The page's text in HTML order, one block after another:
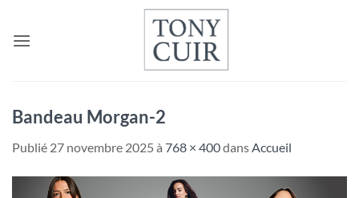
contenu
Bandeau Morgan-2
Publié 27 novembre 2025 à 768 × 400dansAccueil